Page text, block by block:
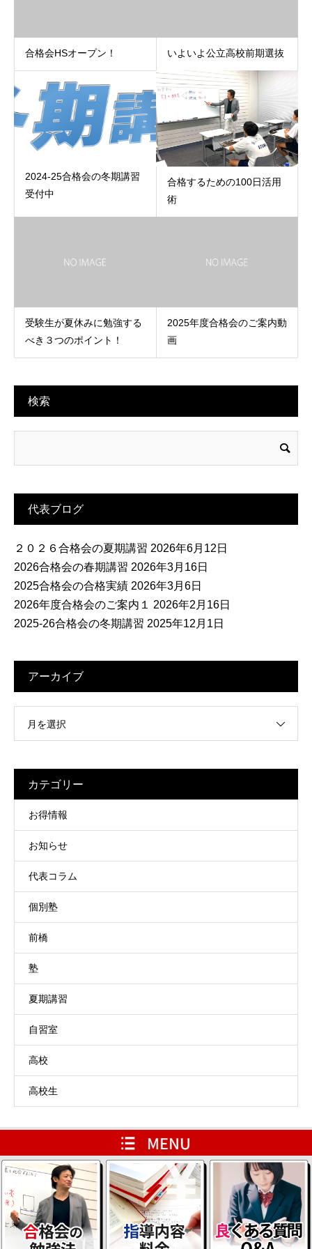
合格会HSオープン！ いよいよ公立高校前期選抜
2024-25合格会の冬期講習
受付中
合格するための100日活用
術
受験生が夏休みに勉強する
べき３つのポイント！
2025年度合格会のご案内動
画
検索
代表ブログ
２０２６合格会の夏期講習 2026年6月12日
2026合格会の春期講習 2026年3月16日
2025合格会の合格実績 2026年3月6日
2026年度合格会のご案内１
2026年2月16日
2025-26合格会の冬期講習 2025年12月1日
アーカイブ
月を選択
カテゴリー
お得情報
お知らせ
代表コラム
個別塾
前橋
塾
夏期講習
自習室
高校
高校生
HOME レベルアップ用ページ